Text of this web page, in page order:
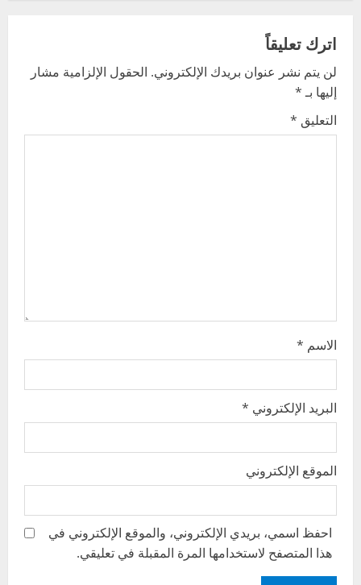
v
i
g
اترك تعليقاً
لن يتم نشر عنوان بريدك الإلكتروني. الحقول الإلزامية مشار
إليها بـ*
التعليق *
الاسم *
البريد الإلكتروني *
الموقع الإلكتروني
احفظ اسمي، بريدي الإلكتروني، والموقع الإلكتروني في
هذا المتصفح لاستخدامها المرة المقبلة في تعليقي.